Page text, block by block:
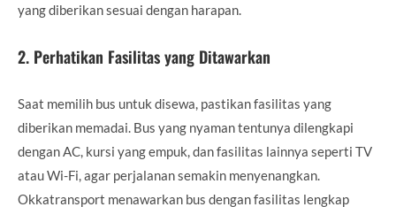
yang diberikan sesuai dengan harapan.
2. Perhatikan Fasilitas yang Ditawarkan
Saat memilih bus untuk disewa, pastikan fasilitas yang
diberikan memadai. Bus yang nyaman tentunya dilengkapi
dengan AC, kursi yang empuk, dan fasilitas lainnya seperti TV
atau Wi-Fi, agar perjalanan semakin menyenangkan.
Okkatransport menawarkan bus dengan fasilitas lengkap